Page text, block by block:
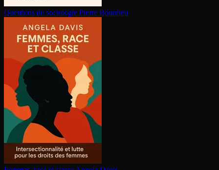
Questions de sociologie Pierre Bourdieu